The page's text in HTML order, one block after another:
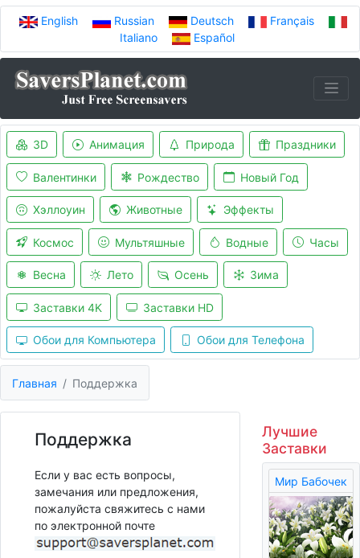
English Russian Deutsch
Français
Italiano
Español
3D Анимация Природа Праздники
Валентинки Рождество Новый Год
Хэллоуин Животные Эффекты
Космос Мультяшные Водные Часы
Весна Лето Осень Зима
Заставки 4K Заставки HD
Обои для Компьютера Обои для Телефона
Главная Поддержка
Поддержка
Если у вас есть вопросы,
замечания или предложения,
пожалуйста свяжитесь с нами
по электронной почте
Лучшие
Заставки
Мир Бабочек